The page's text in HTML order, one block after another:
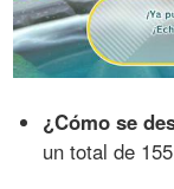
¿Cómo se
un total de